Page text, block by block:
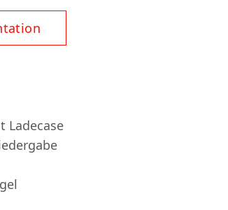
Ladecase